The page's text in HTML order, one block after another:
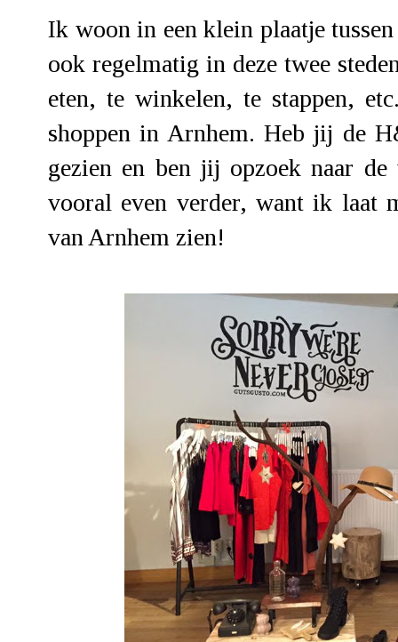
Ik woon in een klein plaatje
ook regelmatig in deze twee
eten, te winkelen, te stappen,
shoppen in Arnhem. Heb jij de
gezien en ben jij opzoek naar
vooral even verder, want ik laat
van Arnhem zien!